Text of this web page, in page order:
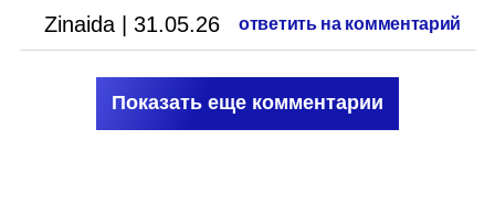
Zinaida 31.05.26 ответить на комментарий
Показать еще комментарии